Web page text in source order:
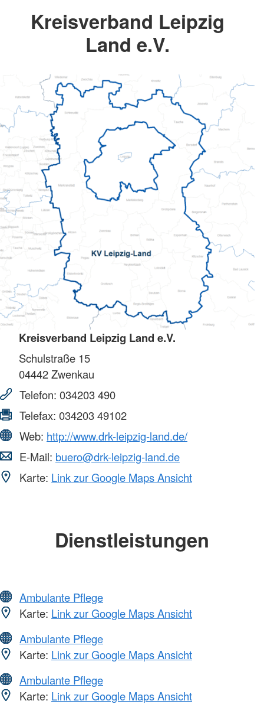
Kreisverband Leipzig
Land e.V.
Kreisverband Leipzig Land e.V.
Schulstraße 15
04442Zwenkau
Telefon: 034203 490
Telefax: 034203 49102
Web: http://www.drk-leipzig-land.de/
E-Mail: buero@drk-leipzig-land.de
Karte: Link zur Google Maps Ansicht
Dienstleistungen
Ambulante Pflege
Karte: Link zur Google Maps Ansicht
Ambulante Pflege
Karte: Link zur Google Maps Ansicht
Ambulante Pflege
Karte: Link zur Google Maps Ansicht